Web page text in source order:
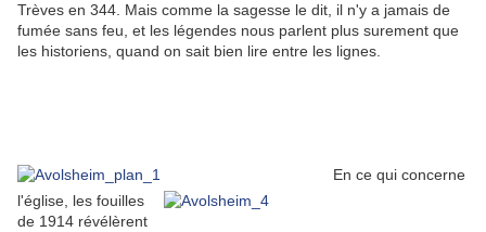
Trèves en 344. Mais comme la sagesse le dit, il n'y a jamais de
fumée sans feu, et les légendes nous parlent plus surement que
les historiens, quand on sait bien lire entre les lignes.
En ce qui concerne
l'église, les fouilles
de 1914 révélèrent